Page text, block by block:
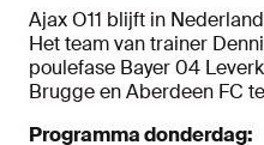
Ajax O11 blijft in
Het team van trainer
poulefase Bayer 04
Brugge en Aberdeen FC
Programma donderdag: